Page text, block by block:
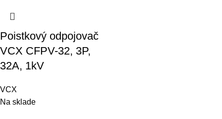
Poistkový odpojovač
VCX CFPV-32, 3P,
32A, 1kV
VCX
Na sklade